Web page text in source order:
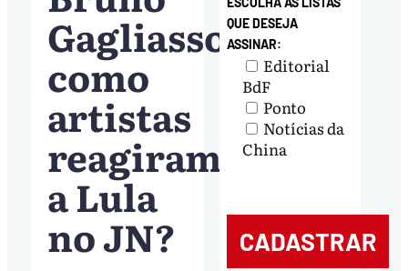
Gagliasso:
como
artistas
reagiram
a Lula
no JN?
QUE DESEJA
ASSINAR:
Editorial
BdF
Ponto
Notícias da
China